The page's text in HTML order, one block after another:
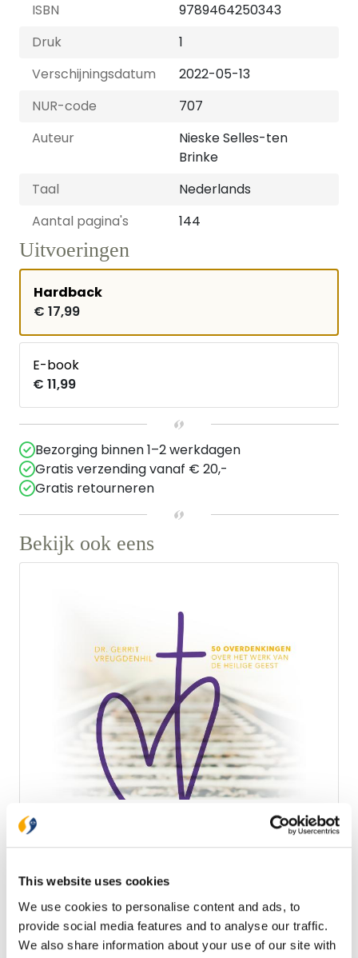
This website uses cookies
We use cookies to personalise content and ads, to
provide social media features and to analyse our traffic.
We also share information about your use of our site with
ISBN
9789464250343
Druk
1
Verschijningsdatum
2022-05-13
NUR-code
707
Auteur
Nieske Selles-ten
Brinke
Taal
Nederlands
Aantal pagina's
144
Uitvoeringen
Hardback
€ 17,99
E-book
€ 11,99
Bezorging binnen 1–2 werkdagen
Gratis verzending vanaf € 20,-
Gratis retourneren
Bekijk ook eens
In het spoor van de Geest
en opgestaan is uit de dood komt de Heilige Geest.
De Geest wijst de leerlingen de weg en verkondigt
hen zelfs toekomstige dingen (Joh. 16:12-15). Ook wij
hebben de Geest nodig. We leven in een moeilijke
en verwarrende tijd, maar het is Pinksteren geweest!
De Geest van Jezus is uitgestort en zal ons helpen
€ 15,99
Op voorraad